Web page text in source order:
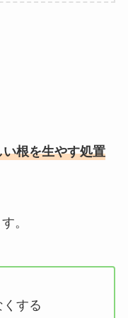
根を生やす処置
。
する